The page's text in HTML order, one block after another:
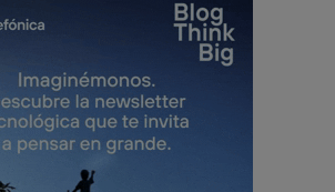
conexión de banda ancha(p. ej., Wi-Fi),
se realizará en función de las
navegación de los miembros del hogar
su consentimiento.
móviles, el marketing será más
ya que se basará únicamente en la
usuario del móvil.